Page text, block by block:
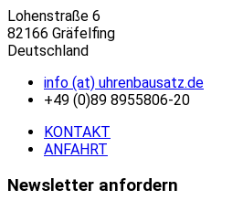
Lohenstraße 6
82166 Gräfelfing
Deutschland
info (at) uhrenbausatz.de
+49 (0)89 8955806-20
KONTAKT
ANFAHRT
Newsletter anfordern